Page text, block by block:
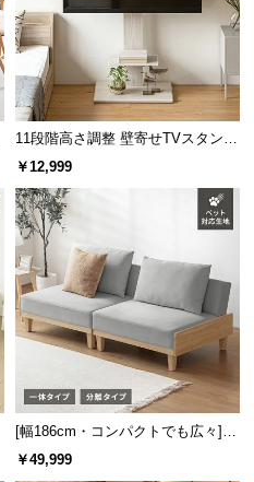
11段階高さ調整 壁寄せTVスタンド
キャスター付き 上下左右角度調節
￥12,999
[幅186cm・コンパクトでも広々] 3
人掛けソファベッド リクライニン
グ 天然木フレーム 北欧
￥49,999